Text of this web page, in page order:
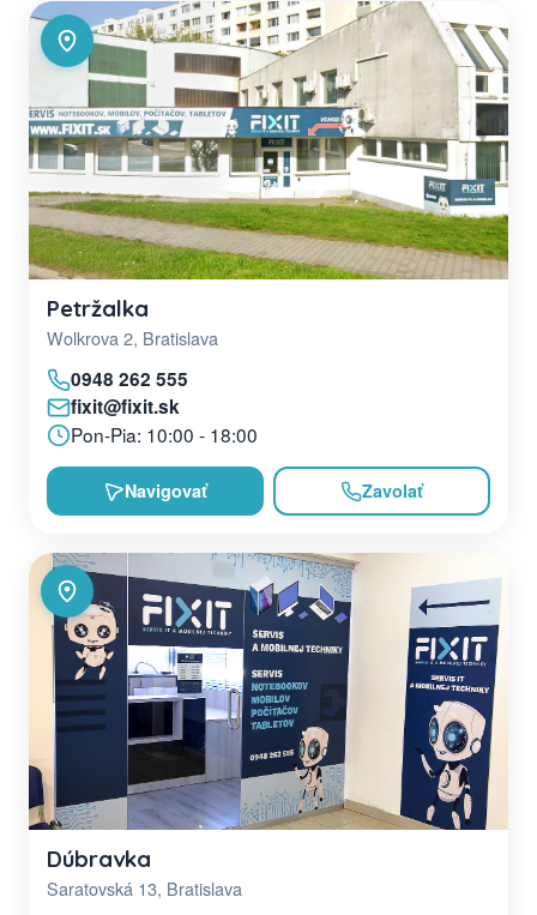
Petržalka
Wolkrova 2, Bratislava
0948 262 555
fixit@fixit.sk
Pon-Pia: 10:00 - 18:00
Navigovať Zavolať
Dúbravka
Saratovská 13, Bratislava